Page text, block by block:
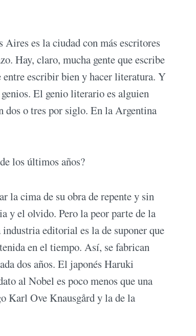
Aires es la ciudad con más escritores
Hay, claro, mucha gente que escribe
entre escribir bien y hacer literatura. Y
El genio literario es alguien
dos o tres por siglo. En la Argentina
los últimos años?
la cima de su obra de repente y sin
y el olvido. Pero la peor parte de la
editorial es la de suponer que
en el tiempo. Así, se fabrican
dos años. El japonés Haruki
al Nobel es poco menos que una
Karl Ove Knausgård y la de la